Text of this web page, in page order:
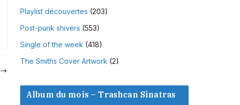
Playlist découvertes (203)
Post-punk shivers (553)
Single of the week (418)
The Smiths Cover Artwork (2)
Album du mois – Trashcan Sinatras